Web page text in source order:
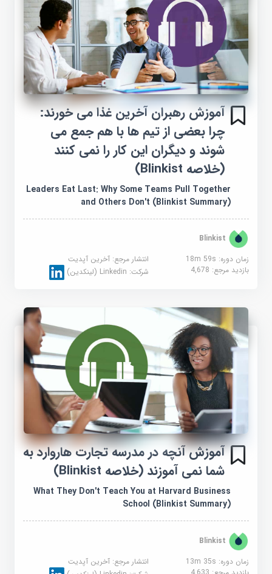
آموزش رهبران آخرین غذا می خورند:
چرا بعضی از تیم ها با هم جمع می
شوند و دیگران این کار را نمی کنند
(خلاصه Blinkist)
Leaders Eat Last: Why Some Teams Pull Together
and Others Don't (Blinkist Summary)
Blinkist
زمان دوره: 18m 59s
انتشار مرجع:آخرین آپدیت
بازدید مرجع:4,678 شرکت:Linkedin (لینکدین)
آموزش آنچه در مدرسه تجارت هاروارد به
شما نمی آموزند (خلاصه Blinkist)
What They Don't Teach You at Harvard Business
School (Blinkist Summary)
Blinkist
زمان دوره: 13m 35s
انتشار مرجع:آخرین آپدیت